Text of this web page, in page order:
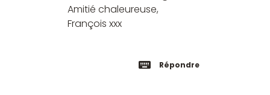
Amitié chaleureuse,
François xxx
Répondre